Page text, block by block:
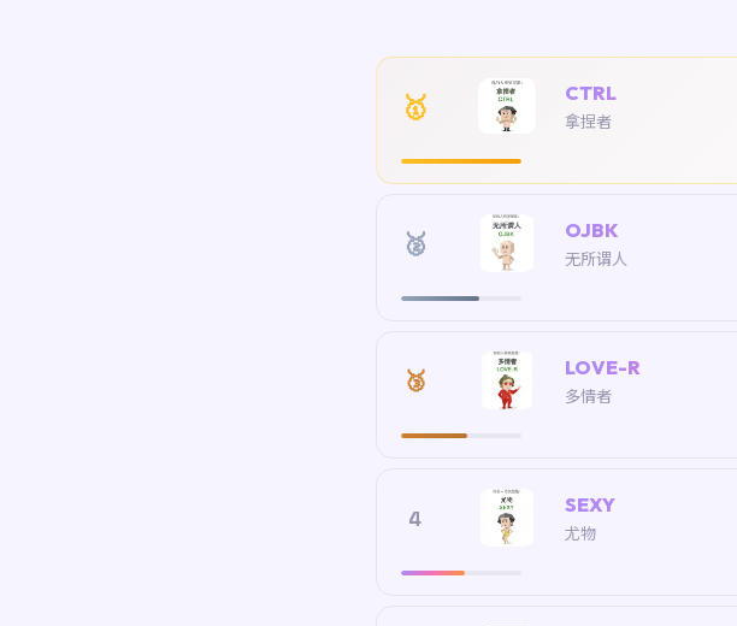
🥇 CTRL
拿捏者
🥈 OJBK
无所谓人
🥉 LOVE-R
多情者
4 SEXY
尤物